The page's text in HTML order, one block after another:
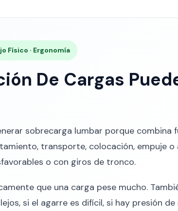
Físico · Ergonomía
De Cargas
sobrecarga lumbar porque combina
transporte, colocación, empuje
o con giros de tronco.
que una carga pese mucho.
si el agarre es difícil, si hay presión